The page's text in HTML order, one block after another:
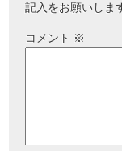
記入をお願いしま
コメント ※